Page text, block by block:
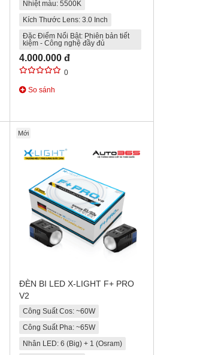
Nhiệt màu: 5500K
Kích Thước Lens: 3.0 Inch
Đặc Điểm Nổi Bật: Phiên bản tiết
kiệm - Công nghệ đầy đủ
4.000.000 đ
0
So sánh
Mới
ĐÈN BI LED X-LIGHT F+ PRO
V2
Công Suất Cos: ~60W
Công Suất Pha: ~65W
Nhân LED: 6 (Big) + 1 (Osram)